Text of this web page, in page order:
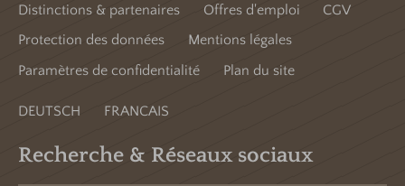
Distinctions & partenaires
Offres d'emploi
CGV
Protection des données
Mentions légales
Paramètres de confidentialité
Plan du site
DEUTSCH FRANCAIS
Recherche & Réseaux sociaux